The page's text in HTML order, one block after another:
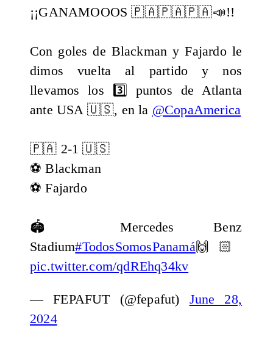
¡¡GANAMOOOS 🇵🇦🇵🇦🇵🇦📣!!
Con goles de Blackman y Fajardo le
dimos vuelta al partido y nos
llevamos los 3️⃣ puntos de Atlanta
ante USA 🇺🇸, en la @CopaAmerica
🇵🇦 2-1 🇺🇸
⚽️ Blackman
⚽️ Fajardo
🏟️ Mercedes Benz
Stadium#TodosSomosPanamá🙌🏻
pic.twitter.com/qdREhq34kv
— FEPAFUT (@fepafut) June 28,
2024